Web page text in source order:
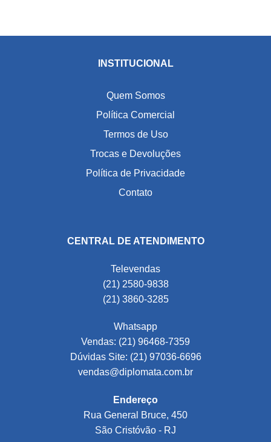
INSTITUCIONAL
Quem Somos
Política Comercial
Termos de Uso
Trocas e Devoluções
Política de Privacidade
Contato
CENTRAL DE ATENDIMENTO
Televendas
(21) 2580-9838
(21) 3860-3285
Whatsapp
Vendas: (21) 96468-7359
Dúvidas Site: (21) 97036-6696
vendas@diplomata.com.br
Endereço
Rua General Bruce, 450
São Cristóvão - RJ